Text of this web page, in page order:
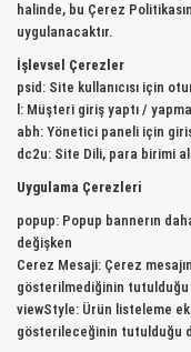
halinde, bu Çerez
uygulanacaktır.
İşlevsel Çerezler
psid: Site kullanıcısı için
l: Müşteri giriş yaptı /
abh: Yönetici paneli için
dc2u: Site Dili, para birimi
Uygulama Çerezleri
popup: Popup bannerın
değişken
Cerez Mesaji: Çerez
gösterilmediğinin tutulduğu
viewStyle: Ürün listeleme
gösterileceğinin tutulduğu